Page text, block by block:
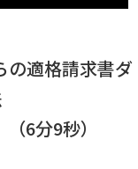
の適格請求書ダ
6分9秒）